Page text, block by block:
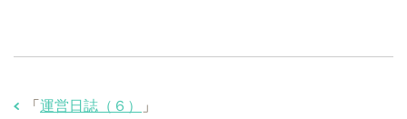
「 運営日誌（６） 」